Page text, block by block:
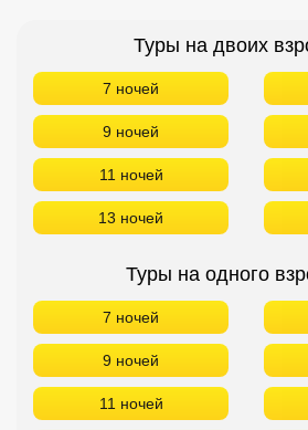
Туры на двоих
7 ночей
9 ночей
11 ночей
13 ночей
Туры на одного
7 ночей
9 ночей
11 ночей